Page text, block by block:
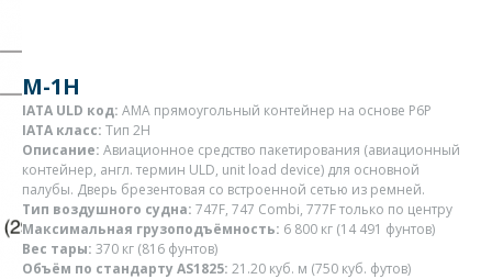
M-1H
IATA ULD код: AMA прямоугольный контейнер на основе P6P
IATA класс: Тип 2H
Описание: Авиационное средство пакетирования (авиационный
контейнер, англ. термин ULD, unit load device) для основной
палубы. Дверь брезентовая со встроенной сетью из ремней.
Тип воздушного судна: 747F, 747 Combi, 777F только по центру
Максимальная грузоподъёмность: 6 800 кг (14 491 фунтов)
Вес тары: 370 кг (816 фунтов)
Объём по стандарту AS1825: 21.20 куб. м (750 куб. футов)